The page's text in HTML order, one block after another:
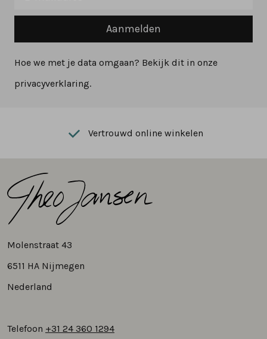
Aanmelden
Hoe we met je data omgaan? Bekijk dit in onze
privacyverklaring.
Vertrouwd online winkelen
Molenstraat 43
6511 HA Nijmegen
Nederland
Telefoon +31 24 360 1294